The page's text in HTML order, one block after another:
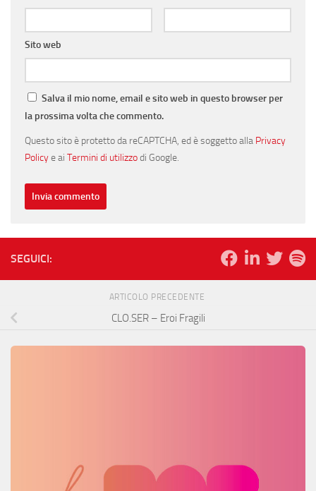
Sito web
Salva il mio nome, email e sito web in questo browser per
la prossima volta che commento.
Questo sito è protetto da reCAPTCHA, ed è soggetto alla Privacy
Policye ai Termini di utilizzodi Google.
SEGUICI:
ARTICOLO PRECEDENTE
CLO.SER – Eroi Fragili